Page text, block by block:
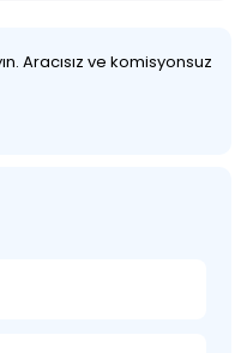
Aracısız ve komisyonsuz